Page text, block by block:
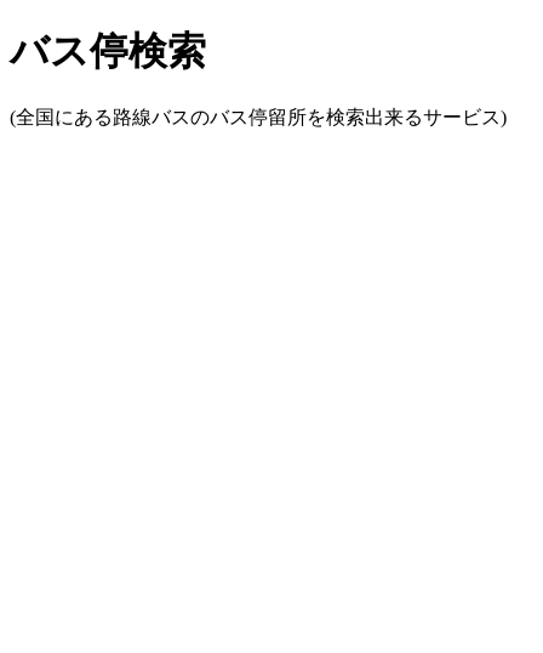
バス停検索
(全国にある路線バスのバス停留所を検索出来るサービス)